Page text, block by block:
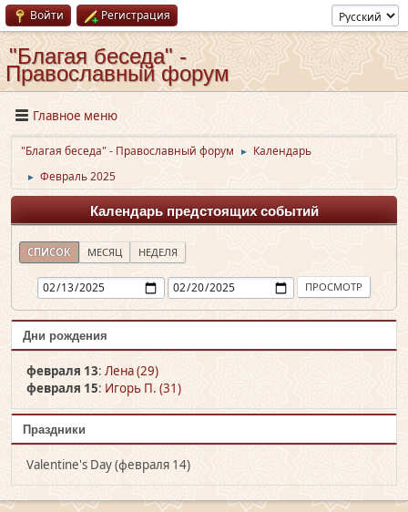
Войти Регистрация
"Благая беседа" -
Православный форум
Главное меню
"Благая беседа" - Православный форум ► Календарь
► Февраль 2025
Календарь предстоящих событий
СПИСОК МЕСЯЦ НЕДЕЛЯ
Дни рождения
февраля 13: Лена (29)
февраля 15: Игорь П. (31)
Праздники
Valentine's Day (февраля 14)